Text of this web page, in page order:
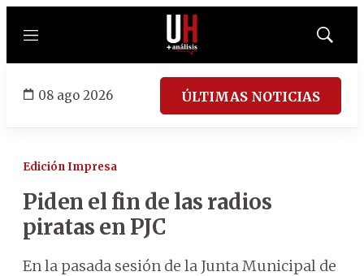
Menú
Mostrar
08 ago 2026 ÚLTIMAS NOTICIAS
Edición Impresa
Piden el fin de las radios
piratas en PJC
En la pasada sesión de la Junta Municipal de